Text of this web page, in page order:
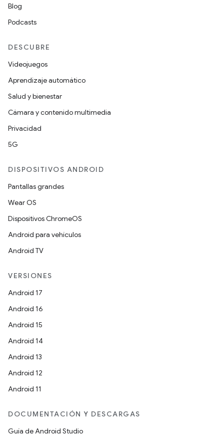
Blog
Podcasts
DESCUBRE
Videojuegos
Aprendizaje automático
Salud y bienestar
Cámara y contenido multimedia
Privacidad
5G
DISPOSITIVOS ANDROID
Pantallas grandes
Wear OS
Dispositivos ChromeOS
Android para vehículos
Android TV
VERSIONES
Android 17
Android 16
Android 15
Android 14
Android 13
Android 12
Android 11
DOCUMENTACIÓN Y DESCARGAS
Guía de Android Studio